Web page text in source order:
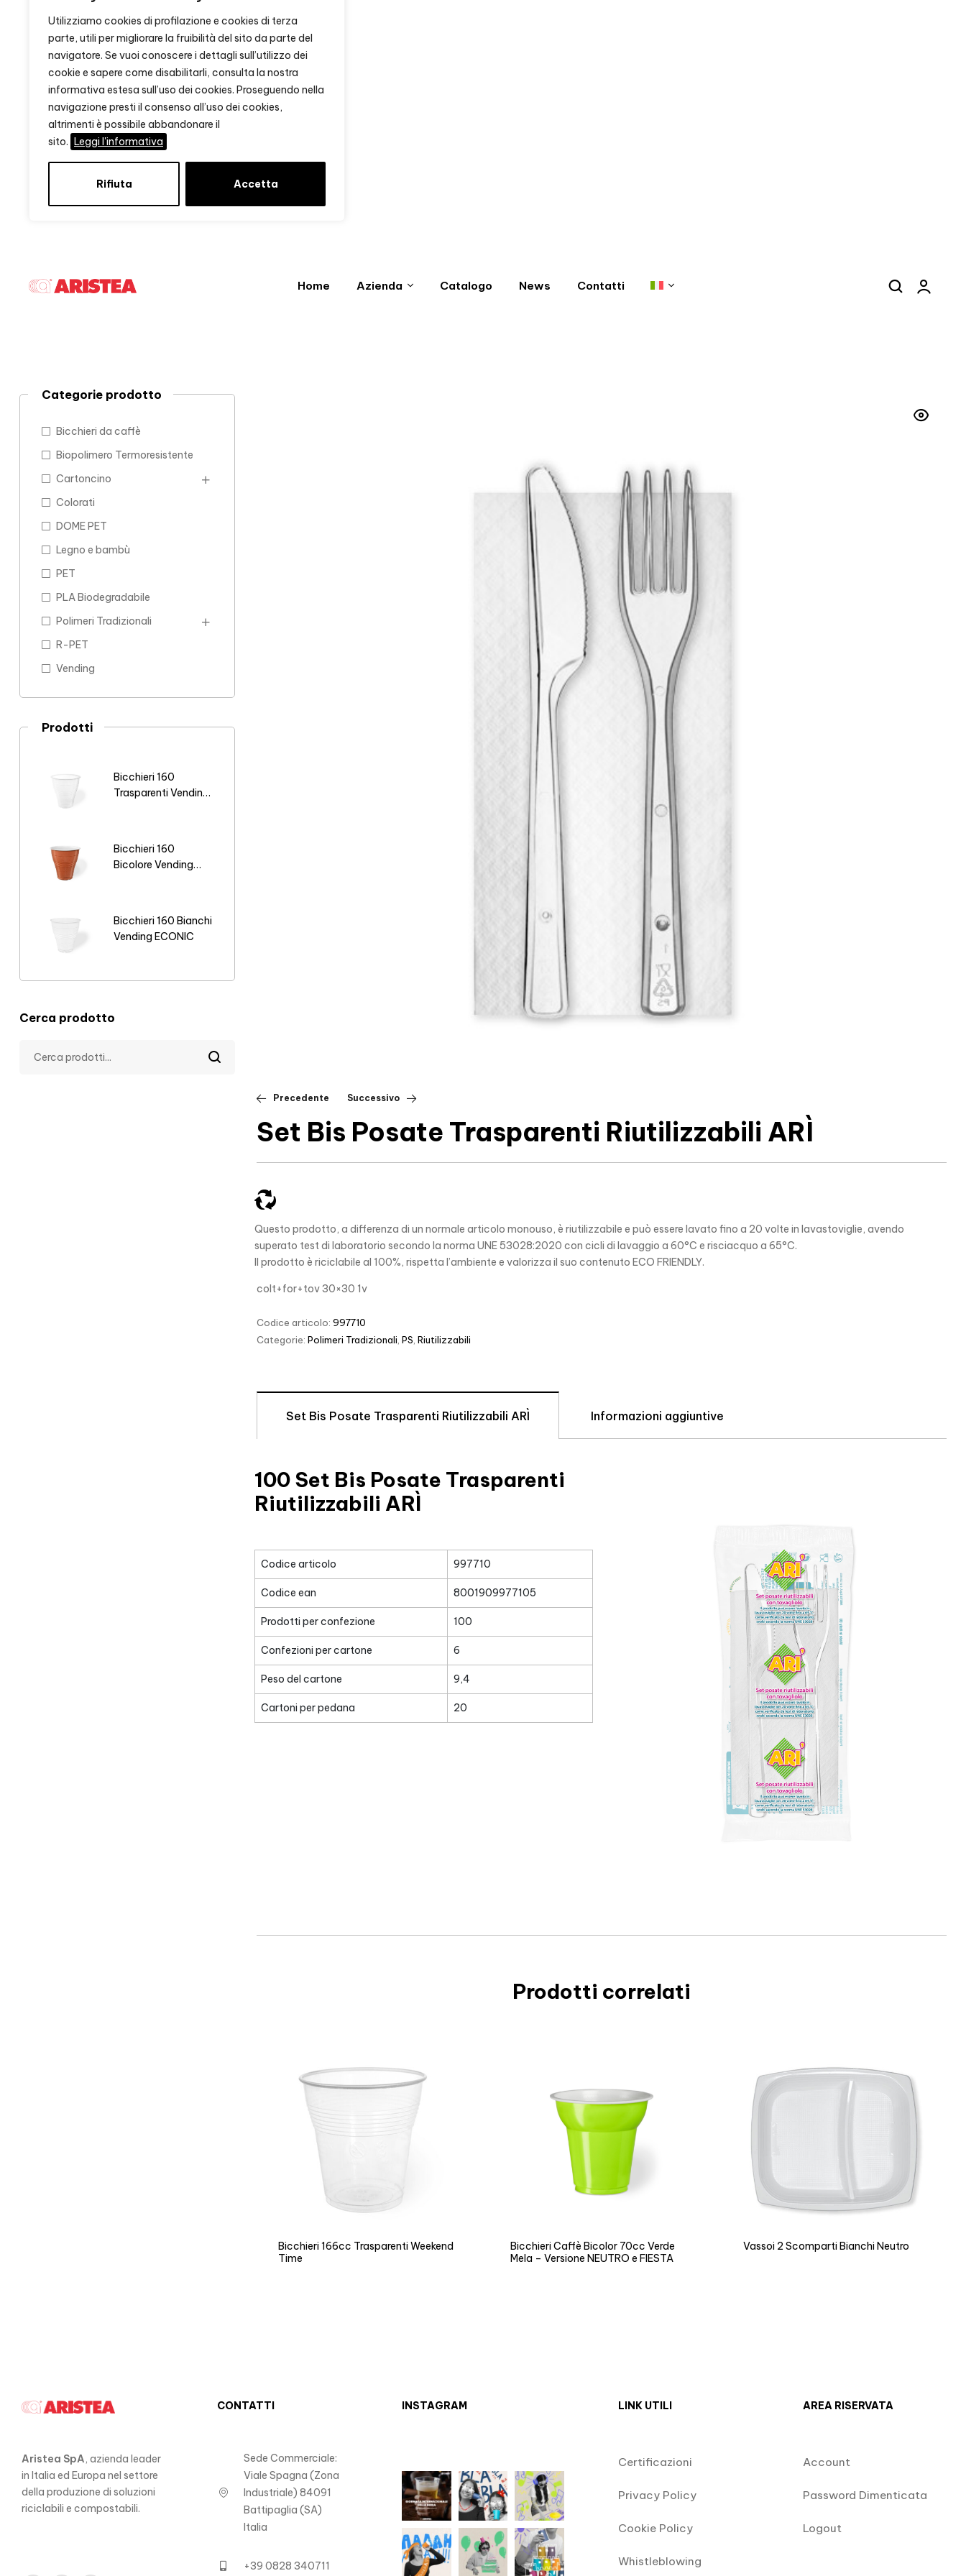
Utilizziamo cookies di profilazione e cookies di terza
parte, utili per migliorare la fruibilità del sito da parte del
navigatore. Se vuoi conoscere i dettagli sull’utilizzo dei
cookie e sapere come disabilitarli, consulta la nostra
informativa estesa sull’uso dei cookies. Proseguendo nella
navigazione presti il consenso all’uso dei cookies,
altrimenti è possibile abbandonare il
sito. Leggi l'informativa
Rifiuta Accetta
Home Azienda Catalogo News Contatti
Precedente Successivo
Set Bis Posate Trasparenti Riutilizzabili ARÌ
Questo prodotto, a differenza di un normale articolo monouso, è riutilizzabile e può essere lavato fino a 20 volte in lavastoviglie, avendo
superato test di laboratorio secondo la norma UNE 53028:2020 con cicli di lavaggio a 60°C e risciacquo a 65°C.
Il prodotto è riciclabile al 100%, rispetta l’ambiente e valorizza il suo contenuto ECO FRIENDLY.
colt+for+tov 30×30 1v
Codice articolo: 997710
Categorie: Polimeri Tradizionali PS Riutilizzabili
Set Bis Posate Trasparenti Riutilizzabili ARÌ Informazioni aggiuntive
100 Set Bis Posate Trasparenti
Riutilizzabili ARÌ
Codice articolo 997710
Codice ean 8001909977105
Prodotti per confezione 100
Confezioni per cartone 6
Peso del cartone 9,4
Cartoni per pedana 20
Prodotti correlati
Bicchieri 166cc Trasparenti Weekend
Time
Bicchieri Caffè Bicolor 70cc Verde
Mela – Versione NEUTRO e FIESTA
Vassoi 2 Scomparti Bianchi Neutro
Categorie prodotto
Bicchieri da caffè
Biopolimero Termoresistente
Cartoncino
Colorati
DOME PET
Legno e bambù
PET
PLA Biodegradabile
Polimeri Tradizionali
R-PET
Vending
Prodotti
Bicchieri 160
Trasparenti Vending
Bicchieri 160
Bicolore Vending
Bicchieri 160 Bianchi
Vending ECONIC
Cerca prodotto
Aristea SpA, azienda leader
in Italia ed Europa nel settore
della produzione di soluzioni
riciclabili e compostabili.
CONTATTI
Sede Commerciale:
Viale Spagna (Zona
Industriale) 84091
Battipaglia (SA)
Italia
+39 0828 340711
INSTAGRAM LINK UTILI
Certificazioni
Privacy Policy
Cookie Policy
Whistleblowing
AREA RISERVATA
Account
Password Dimenticata
Logout